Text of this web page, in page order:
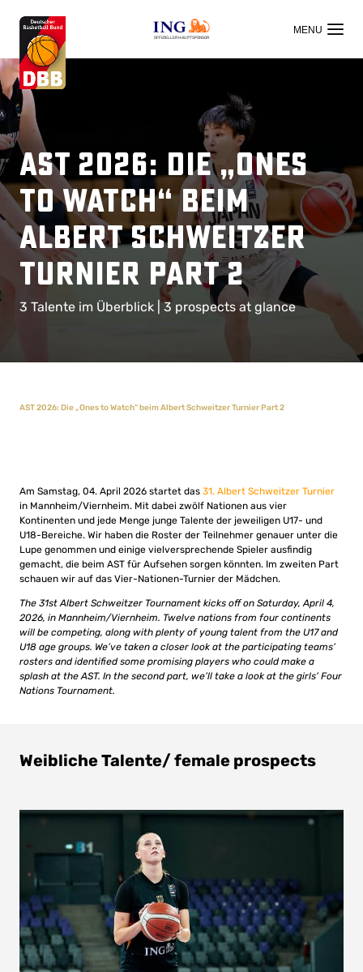
OFFIZIELLER HAUPTSPONSOR
AST 2026: Die „Ones
to Watch“ beim
Albert Schweitzer
Turnier Part 2
3 Talente im Überblick | 3 prospects at glance
AST 2026: Die „Ones to Watch“ beim Albert Schweitzer Turnier Part 2
Am Samstag, 04. April 2026 startet das 31. Albert Schweitzer Turnier
in Mannheim/Viernheim. Mit dabei zwölf Nationen aus vier
Kontinenten und jede Menge junge Talente der jeweiligen U17- und
U18-Bereiche. Wir haben die Roster der Teilnehmer genauer unter die
Lupe genommen und einige vielversprechende Spieler ausfindig
gemacht, die beim AST für Aufsehen sorgen könnten. Im zweiten Part
schauen wir auf das Vier-Nationen-Turnier der Mädchen.
The 31st Albert Schweitzer Tournament kicks off on Saturday, April 4,
2026, in Mannheim/Viernheim. Twelve nations from four continents
will be competing, along with plenty of young talent from the U17 and
U18 age groups. We’ve taken a closer look at the participating teams’
rosters and identified some promising players who could make a
splash at the AST. In the second part, we’ll take a look at the girls’ Four
Nations Tournament.
Weibliche Talente/ female prospects